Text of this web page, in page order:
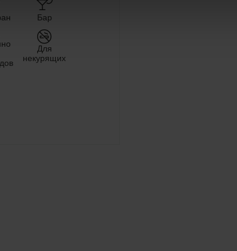
Бар
Для
некурящих